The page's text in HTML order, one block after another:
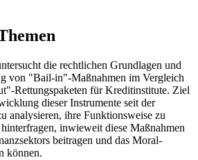
die rechtlichen Grundlagen und
von "Bail-in"-Maßnahmen im Vergleich
Rettungspaketen für Kreditinstitute. Ziel
dieser Instrumente seit der
analysieren, ihre Funktionsweise zu
inwieweit diese Maßnahmen
beitragen und das Moral-
können.